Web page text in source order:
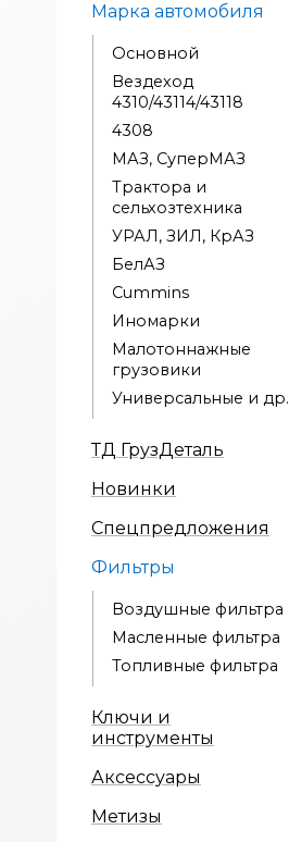
Марка автомобиля
Основной
Вездеход
4310/43114/43118
4308
МАЗ, СуперМАЗ
Трактора и
сельхозтехника
УРАЛ, ЗИЛ, КрАЗ
БелАЗ
Cummins
Иномарки
Малотоннажные
грузовики
Универсальные и др.
ТД ГрузДеталь
Новинки
Спецпредложения
Фильтры
Воздушные фильтра
Масленные фильтра
Топливные фильтра
Ключи и
инструменты
Аксессуары
Метизы